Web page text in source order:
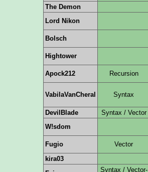
The Demon
Lord Nikon
Bolsch
Hightower
Apock212 Recursion
VabilaVanCheral Syntax
DevilBlade Syntax / Vector
W!sdom
Fugio Vector
kira03
Syntax / Vector-